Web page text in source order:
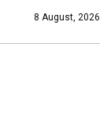
8 August, 2026